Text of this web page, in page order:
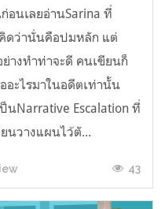
อนเลยอ่านSarina ที่
ดว่านั่นคือปมหลัก แต่
างทำท่าจะดี คนเขียนก็
อะไรมาในอดีตเท่านั้น
นNarrative Escalation ที่
นวางแผนไว้ตั...
43